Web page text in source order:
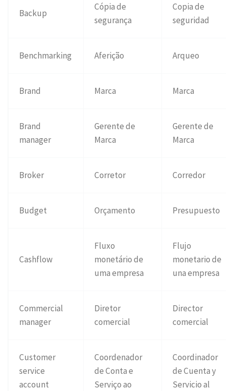
Backup
Cópia de
segurança
Copia de
seguridad
Benchmarking Aferição Arqueo
Brand Marca Marca
Brand
manager
Gerente de
Marca
Gerente de
Marca
Broker Corretor Corredor
Budget Orçamento Presupuesto
Cashflow
Fluxo
monetário de
uma empresa
Flujo
monetario de
una empresa
Commercial
manager
Diretor
comercial
Director
comercial
Customer
service
account
Coordenador
de Conta e
Serviço ao
Coordinador
de Cuenta y
Servicio al